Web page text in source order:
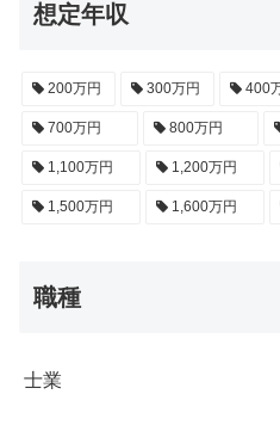
想定年収
200万円 300万円 400
700万円 800万円
1,100万円 1,200万円
1,500万円 1,600万円
職種
士業